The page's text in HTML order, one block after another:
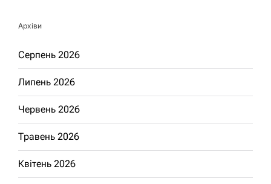
Архіви
Серпень 2026
Липень 2026
Червень 2026
Травень 2026
Квітень 2026